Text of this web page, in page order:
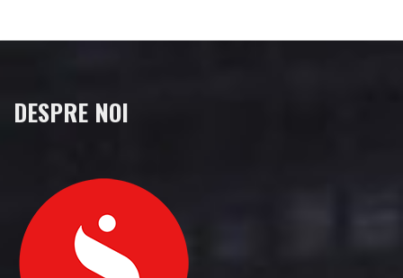
DESPRE NOI